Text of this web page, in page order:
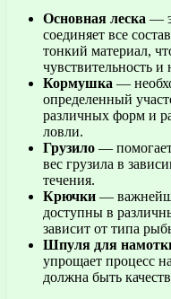
Основная леска —
соединяет все
тонкий материал,
чувствительность и
Кормушка —
определенный
различных форм и
ловли.
Грузило —
вес грузила в
течения.
Крючки —
доступны в
зависит от типа
Шпуля для
упрощает процесс
должна быть